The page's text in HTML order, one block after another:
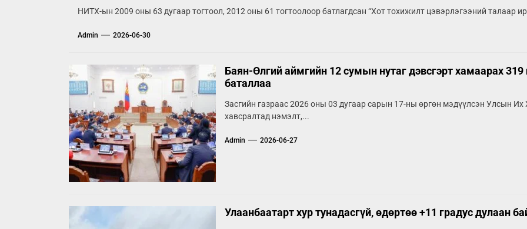
НИТХ-ын 2009 оны 63 дугаар тогтоол, 2012 оны 61 тогтоолоор батлагдсан “Хот тохижилт цэвэрлэгээний талаар
Admin 2026-06-30
Баян-Өлгий аймгийн 12 сумын нутаг дэвсгэрт хамаарах
баталлаа
Засгийн газраас 2026 оны 03 дугаар сарын 17-ны өргөн мэдүүлсэн Улсын
хавсралтад нэмэлт,...
Admin 2026-06-27
Улаанбаатарт хур тунадасгүй, өдөртөө +11 градус дулаан